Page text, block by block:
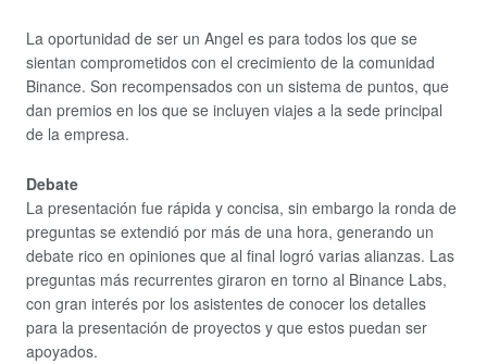
La oportunidad de ser un Angel es para todos los que se
sientan comprometidos con el crecimiento de la comunidad
Binance. Son recompensados con un sistema de puntos, que
dan premios en los que se incluyen viajes a la sede principal
de la empresa.
Debate
La presentación fue rápida y concisa, sin embargo la ronda de
preguntas se extendió por más de una hora, generando un
debate rico en opiniones que al final logró varias alianzas. Las
preguntas más recurrentes giraron en torno al Binance Labs,
con gran interés por los asistentes de conocer los detalles
para la presentación de proyectos y que estos puedan ser
apoyados.